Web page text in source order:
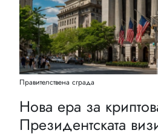
Правителствена сграда
Нова ера за
Президентската